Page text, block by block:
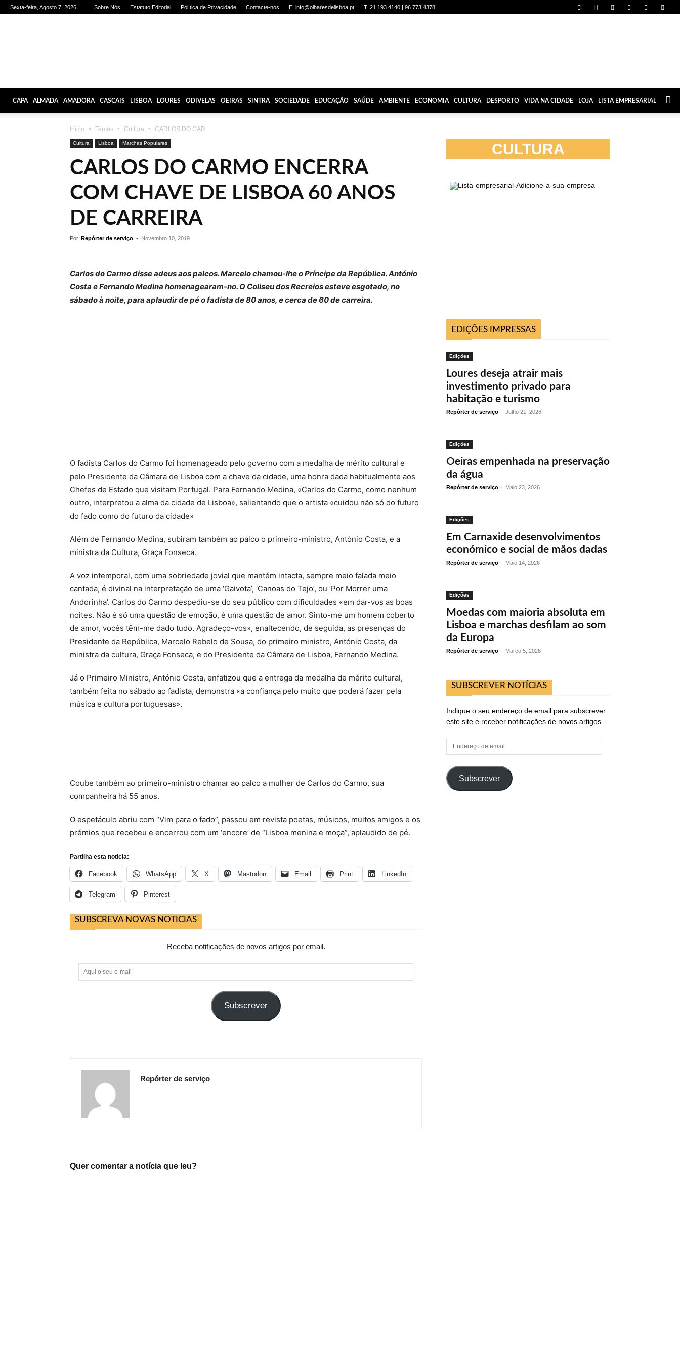
Sexta-feira, Agosto 7, 2026 Sobre Nós Estatuto Editorial Política de Privacidade Contacte-nos E. info@olharesdelisboa.pt T. 21 193 4140 | 96 773 4378
CAPA ALMADA AMADORA CASCAIS LISBOA LOURES ODIVELAS OEIRAS SINTRA SOCIEDADE EDUCAÇÃO SAÚDE AMBIENTE ECONOMIA CULTURA DESPORTO VIDA NA CIDADE LOJA LISTA EMPRESARIAL
Início Temas Cultura CARLOS DO CAR...
Cultura Lisboa Marchas Populares
CARLOS DO CARMO ENCERRA
COM CHAVE DE LISBOA 60 ANOS
DE CARREIRA
Por Repórter de serviço - Novembro 10, 2019
Carlos do Carmo disse adeus aos palcos. Marcelo chamou-lhe o Príncipe da República. António
Costa e Fernando Medina homenagearam-no. O Coliseu dos Recreios esteve esgotado, no
sábado à noite, para aplaudir de pé o fadista de 80 anos, e cerca de 60 de carreira.
O fadista Carlos do Carmo foi homenageado pelo governo com a medalha de mérito cultural e
pelo Presidente da Câmara de Lisboa com a chave da cidade, uma honra dada habitualmente aos
Chefes de Estado que visitam Portugal. Para Fernando Medina, «Carlos do Carmo, como nenhum
outro, interpretou a alma da cidade de Lisboa», salientando que o artista «cuidou não só do futuro
do fado como do futuro da cidade»
Além de Fernando Medina, subiram também ao palco o primeiro-ministro, António Costa, e a
ministra da Cultura, Graça Fonseca.
A voz intemporal, com uma sobriedade jovial que mantém intacta, sempre meio falada meio
cantada, é divinal na interpretação de uma ‘Gaivota’, ‘Canoas do Tejo’, ou ‘Por Morrer uma
Andorinha’. Carlos do Carmo despediu-se do seu público com dificuldades «em dar-vos as boas
noites. Não é só uma questão de emoção, é uma questão de amor. Sinto-me um homem coberto
de amor, vocês têm-me dado tudo. Agradeço-vos», enaltecendo, de seguida, as presenças do
Presidente da República, Marcelo Rebelo de Sousa, do primeiro ministro, António Costa, da
ministra da cultura, Graça Fonseca, e do Presidente da Câmara de Lisboa, Fernando Medina.
Já o Primeiro Ministro, António Costa, enfatizou que a entrega da medalha de mérito cultural,
também feita no sábado ao fadista, demonstra «a confiança pelo muito que poderá fazer pela
música e cultura portuguesas».
Coube também ao primeiro-ministro chamar ao palco a mulher de Carlos do Carmo, sua
companheira há 55 anos.
O espetáculo abriu com “Vim para o fado”, passou em revista poetas, músicos, muitos amigos e os
prémios que recebeu e encerrou com um ‘encore’ de “Lisboa menina e moça”, aplaudido de pé.
Partilha esta noticia:
Facebook WhatsApp X Mastodon Email Print LinkedIn
Telegram Pinterest
SUBSCREVA NOVAS NOTICIAS
Receba notificações de novos artigos por email.
Aqui
o
Subscrever
Repórter de serviço
Quer comentar a notícia que leu?
CULTURA
EDIÇÕES IMPRESSAS
Edições
Loures deseja atrair mais
investimento privado para
habitação e turismo
Repórter de serviço - Julho 21, 2026
Edições
Oeiras empenhada na preservação
da água
Repórter de serviço - Maio 23, 2026
Edições
Em Carnaxide desenvolvimentos
económico e social de mãos dadas
Repórter de serviço - Maio 14, 2026
Edições
Moedas com maioria absoluta em
Lisboa e marchas desfilam ao som
da Europa
Repórter de serviço - Março 5, 2026
SUBSCREVER NOTÍCIAS
Indique o seu endereço de email para subscrever
este site e receber notificações de novos artigos
Endereço
de
Subscrever